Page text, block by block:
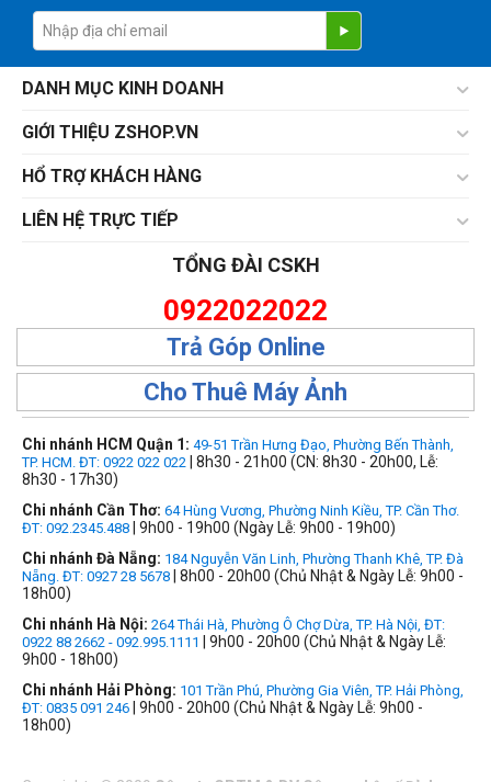
DANH MỤC KINH DOANH
GIỚI THIỆU ZSHOP.VN
HỔ TRỢ KHÁCH HÀNG
LIÊN HỆ TRỰC TIẾP
TỔNG ĐÀI CSKH
0922022022
Trả Góp Online
Cho Thuê Máy Ảnh
Chi nhánh HCM Quận 1: 49-51 Trần Hưng Đạo, Phường Bến Thành,
TP. HCM. ĐT: 0922 022 022 | 8h30 - 21h00 (CN: 8h30 - 20h00, Lễ:
8h30 - 17h30)
Chi nhánh Cần Thơ: 64 Hùng Vương, Phường Ninh Kiều, TP. Cần Thơ.
ĐT: 092.2345.488 | 9h00 - 19h00 (Ngày Lễ: 9h00 - 19h00)
Chi nhánh Đà Nẵng: 184 Nguyễn Văn Linh, Phường Thanh Khê, TP. Đà
Nẵng. ĐT: 0927 28 5678 | 8h00 - 20h00 (Chủ Nhật & Ngày Lễ: 9h00 -
18h00)
Chi nhánh Hà Nội: 264 Thái Hà, Phường Ô Chợ Dừa, TP. Hà Nội, ĐT:
0922 88 2662 - 092.995.1111
| 9h00 - 20h00 (Chủ Nhật & Ngày Lễ:
9h00 - 18h00)
Chi nhánh Hải Phòng: 101 Trần Phú, Phường Gia Viên, TP. Hải Phòng,
ĐT: 0835 091 246 | 9h00 - 20h00 (Chủ Nhật & Ngày Lễ: 9h00 -
18h00)